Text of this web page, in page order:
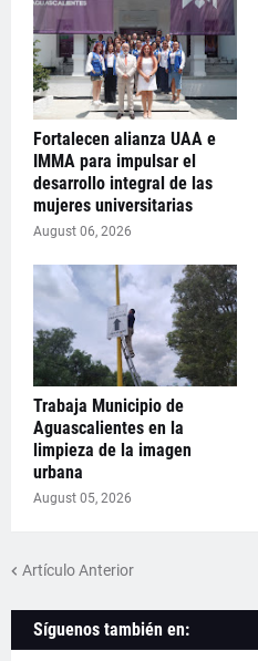
Fortalecen alianza UAA e
IMMA para impulsar el
desarrollo integral de las
mujeres universitarias
August 06, 2026
Trabaja Municipio de
Aguascalientes en la
limpieza de la imagen
urbana
August 05, 2026
Artículo Anterior
Síguenos también en: